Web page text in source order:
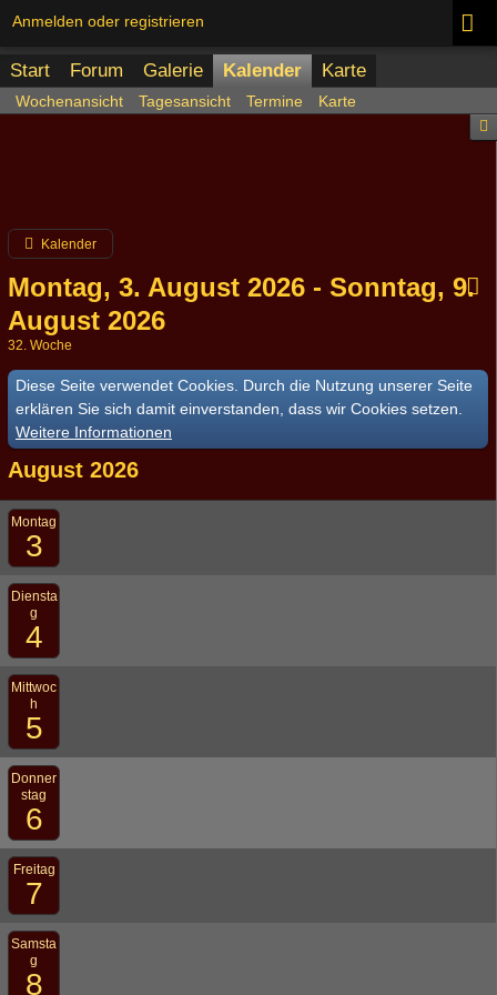
Anmelden oder registrieren
Start Forum Galerie Kalender Karte
Wochenansicht Tagesansicht Termine Karte
Kalender
Montag, 3. August 2026 - Sonntag, 9.
August 2026
32. Woche
Diese Seite verwendet Cookies. Durch die Nutzung unserer Seite
erklären Sie sich damit einverstanden, dass wir Cookies setzen.
Weitere Informationen
August 2026
Montag
3
Diensta
g
4
Mittwoc
h
5
Donner
stag
6
Freitag
7
Samsta
g
8